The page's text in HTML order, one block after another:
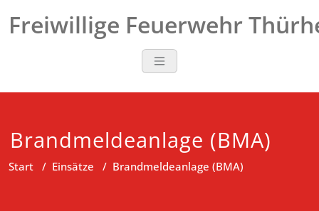
Inhalt
Freiwillige Feuerwehr
Brandmeldeanlage (BMA)
Start / Einsätze / Brandmeldeanlage (BMA)